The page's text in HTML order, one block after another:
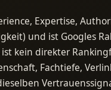
Expertise,
und ist Googles
kein direkter
Fachtiefe,